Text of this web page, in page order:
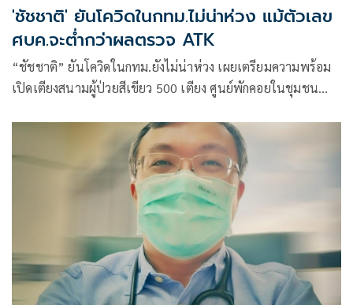
'ชัชชาติ' ยันโควิดในกทม.ไม่น่าห่วง แม้ตัวเลข
ศบค.จะต่ำกว่าผลตรวจ ATK
“ชัชชาติ” ยันโควิดในกทม.ยังไม่น่าห่วง เผยเตรียมความพร้อม
เปิดเตียงสนามผู้ป่วยสีเขียว 500 เตียง ศูนย์พักคอยในชุมชน
608 ควรใส่หน้ากาก-ฉีดเข็มบูสเตอร์